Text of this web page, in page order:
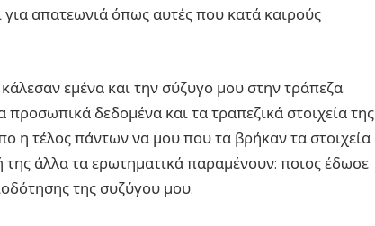
απατεωνιά όπως αυτές που κατά καιρούς
εμένα και την σύζυγο μου στην τράπεζα.
δεδομένα και τα τραπεζικά στοιχεία της
η τέλος πάντων να μου που τα βρήκαν τα στοιχεία
άλλα τα ερωτηματικά παραμένουν: ποιος έδωσε
της συζύγου μου.